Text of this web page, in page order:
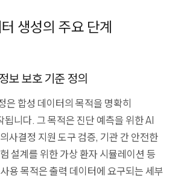
생성의 주요 단계
보 보호 기준 정의
은 합성 데이터의 목적을 명확히
됩니다. 그 목적은 진단 예측을 위한 AI
사결정 지원 도구 검증, 기관 간 안전한
설계를 위한 가상 환자 시뮬레이션 등
용 목적은 출력 데이터에 요구되는 세부